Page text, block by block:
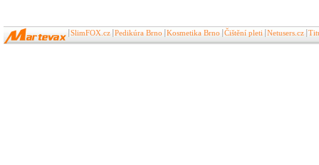
SlimFOX.cz Pedikúra Brno Kosmetika Brno Čištění pleti Netusers.cz